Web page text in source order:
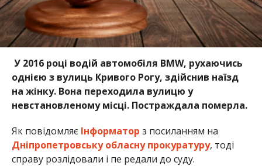
У 2016 році водій автомобіля BMW, рухаючись
однією з вулиць Кривого Рогу, здійснив наїзд
на жінку. Вона переходила вулицю у
невстановленому місці. Постраждала померла.
Як повідомляє Інформатор з посиланням на
Дніпропетровську обласну прокуратуру, тоді
справу розлідовали і пе редали до суду.